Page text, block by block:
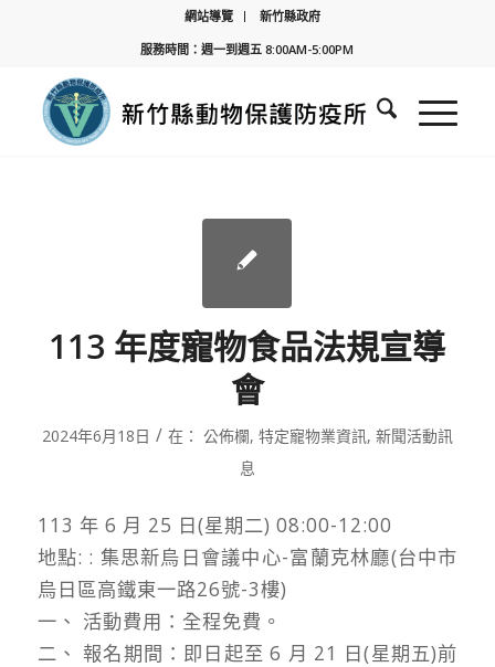
網站導覽
新竹縣政府
服務時間：週一到週五 8:00AM-5:00PM
113 年度寵物食品法規宣導
會
2024年6月18日 / 在： 公佈欄, 特定寵物業資訊, 新聞活動訊
息
113 年 6 月 25 日(星期二) 08:00-12:00
地點: : 集思新烏日會議中心-富蘭克林廳(台中市
烏日區高鐵東一路26號-3樓)
一、 活動費用：全程免費。
二、 報名期間：即日起至 6 月 21 日(星期五)前